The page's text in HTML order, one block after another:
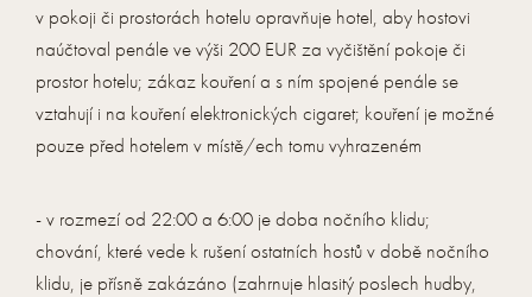
v pokoji či prostorách hotelu opravňuje hotel, aby hostovi
naúčtoval penále ve výši 200 EUR za vyčištění pokoje či
prostor hotelu; zákaz kouření a s ním spojené penále se
vztahují i na kouření elektronických cigaret; kouření je možné
pouze před hotelem v místě/ech tomu vyhrazeném
- v rozmezí od 22:00 a 6:00 je doba nočního klidu;
chování, které vede k rušení ostatních hostů v době nočního
klidu, je přísně zakázáno (zahrnuje hlasitý poslech hudby,